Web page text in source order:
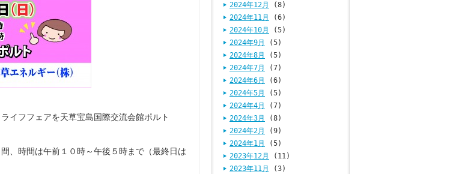
イフフェアを天草宝島国際交流会館ポルト
、時間は午前１０時～午後５時まで（最終日は
2024年12月
(8)
2024年11月
(6)
2024年10月
(5)
2024年9月
(5)
2024年8月
(5)
2024年7月
(7)
2024年6月
(6)
2024年5月
(5)
2024年4月
(7)
2024年3月
(8)
2024年2月
(9)
2024年1月
(5)
2023年12月
(11)
2023年11月
(3)